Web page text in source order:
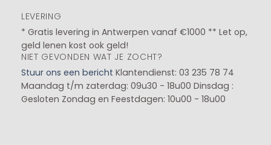
LEVERING
* Gratis levering in Antwerpen vanaf €1000 ** Let op,
geld lenen kost ook geld!
NIET GEVONDEN WAT JE ZOCHT?
Stuur ons een bericht Klantendienst: 03 235 78 74
Maandag t/m zaterdag: 09u30 - 18u00 Dinsdag :
Gesloten Zondag en Feestdagen: 10u00 - 18u00